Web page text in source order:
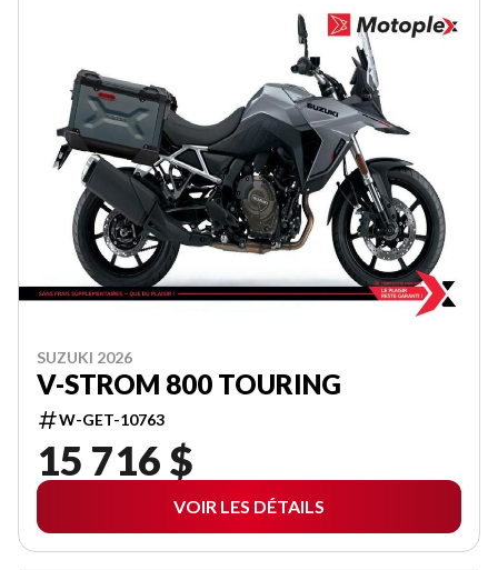
SUZUKI 2026
V-STROM 800 TOURING
W-GET-10763
15 716 $
VOIR LES DÉTAILS